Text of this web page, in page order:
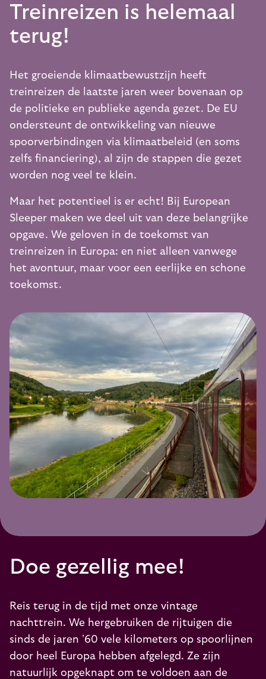
Treinreizen is helemaal
terug!
Het groeiende klimaatbewustzijn heeft
treinreizen de laatste jaren weer bovenaan op
de politieke en publieke agenda gezet. De EU
ondersteunt de ontwikkeling van nieuwe
spoorverbindingen via klimaatbeleid (en soms
zelfs financiering), al zijn de stappen die gezet
worden nog veel te klein.
Maar het potentieel is er echt! Bij European
Sleeper maken we deel uit van deze belangrijke
opgave. We geloven in de toekomst van
treinreizen in Europa: en niet alleen vanwege
het avontuur, maar voor een eerlijke en schone
toekomst.
Doe gezellig mee!
Reis terug in de tijd met onze vintage
nachttrein. We hergebruiken de rijtuigen die
sinds de jaren '60 vele kilometers op spoorlijnen
door heel Europa hebben afgelegd. Ze zijn
natuurlijk opgeknapt om te voldoen aan de